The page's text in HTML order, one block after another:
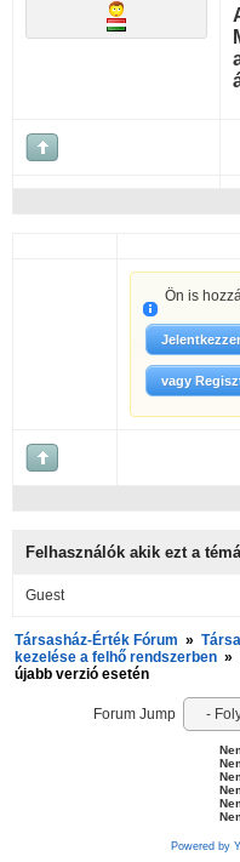
Ön is
vagy
Felhasználók akik ezt a
Guest
Társasház-Érték Fórum »
kezelése a felhő rendszerben »
újabb verzió esetén
Forum Jump
Powered by